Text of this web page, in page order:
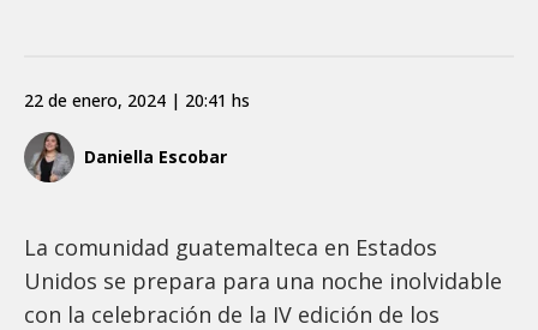
Daniella Escobar
22 de enero, 2024 | 20:41 hs
La comunidad guatemalteca en Estados
Unidos se prepara para una noche inolvidable
con la celebración de la IV edición de los